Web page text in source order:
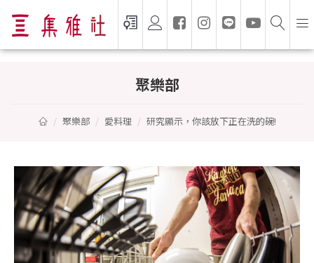
聚樂部
聚樂部 愛料理 研究顯示，你該放下正在洗的碗!